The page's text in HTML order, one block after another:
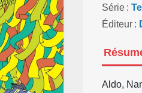
Série
Éditeur
Aldo,